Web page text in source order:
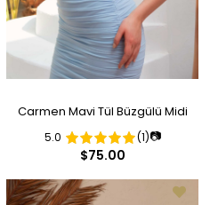
Carmen Mavi Tül Büzgülü Midi
Boy Abiye Elbise
5.0 (1)📷
$75.00